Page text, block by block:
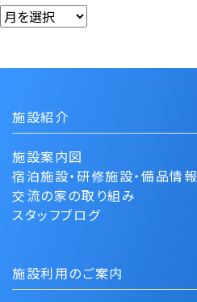
アーカイブ
施設紹介
施設案内図
宿泊施設・研修施設・備品情報
交流の家の取り組み
スタッフブログ
施設利用のご案内